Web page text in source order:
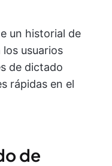
un historial de
usuarios
de dictado
rápidas en el
de